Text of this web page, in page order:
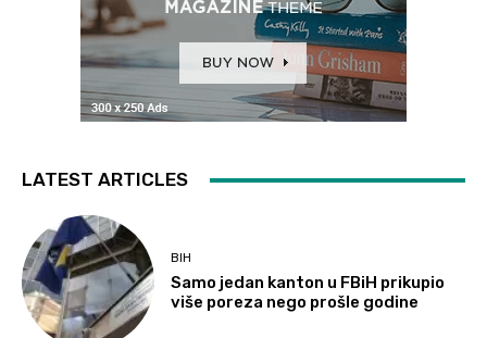
LATEST ARTICLES
BIH
Samo jedan kanton u FBiH prikupio
više poreza nego prošle godine